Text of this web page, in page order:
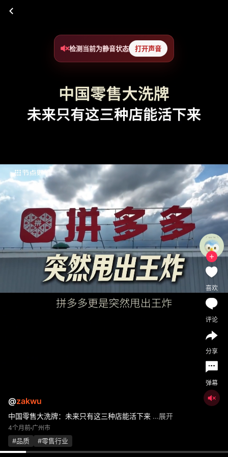
检测当前为静音状态 打开声音
@zakwu
中国零售大洗牌：未来只有这三种店能活下来 ...展开
4个月前 广州市
#品质 #零售行业
喜欢
评论
分享
弹幕